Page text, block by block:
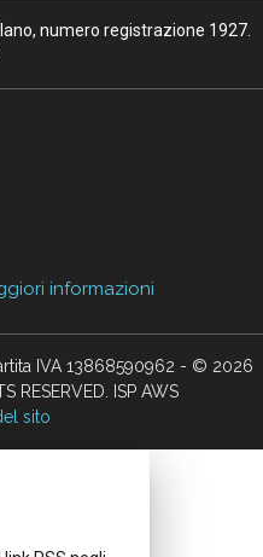
numero registrazione 1927.
informazioni
IVA 13868590962 - © 2026
RESERVED. ISP AWS
sito